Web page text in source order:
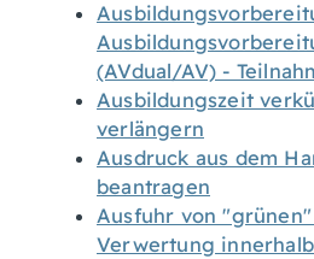
(AVdual/AV) -
Ausbildungszeit
verlängern
Ausdruck aus dem
beantragen
Ausfuhr von
Verwertung